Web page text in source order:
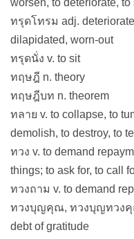
ทรุดโทรม adj.
dilapidated, worn-out
ทรุดนั่ง v. to sit
ทฤษฎี n. theory
ทฤษฎีบท n. theorem
ทลาย v. to collapse, to
demolish, to destroy, to
ทวง v. to demand
things; to ask for, to call
ทวงถาม v. to demand
ทวงบุญคุณ, ทวงบุญทวงคุ
debt of gratitude